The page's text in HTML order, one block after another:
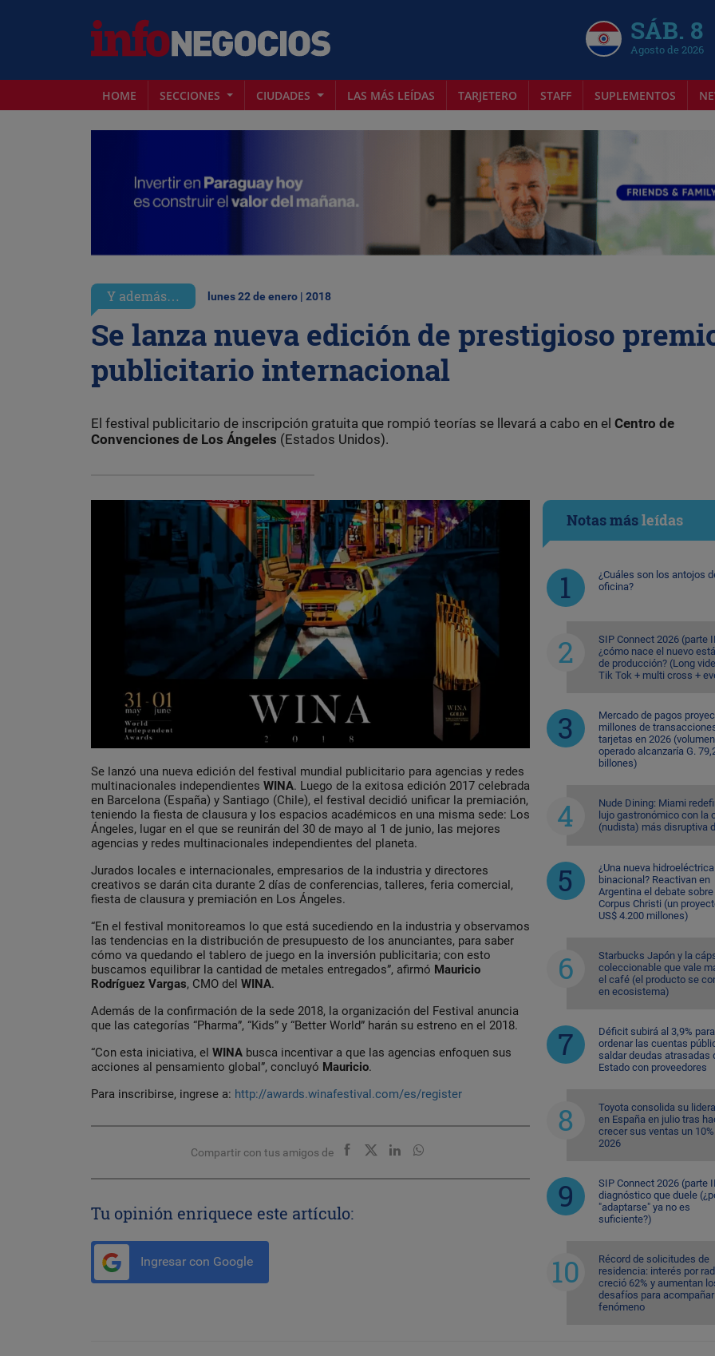
SÁB. 8
Agosto de 2026
HOME SECCIONES CIUDADES LAS MÁS LEÍDAS TARJETERO STAFF SUPLEMENTOS
Y además… lunes 22 de enero | 2018
Se lanza nueva edición de prestigioso
publicitario internacional
El festival publicitario de inscripción gratuita que rompió teorías se llevará a cabo en el Centro de
Convenciones de Los Ángeles (Estados Unidos).
Se lanzó una nueva edición del festival mundial publicitario para agencias y redes
multinacionales independientes WINA. Luego de la exitosa edición 2017 celebrada
en Barcelona (España) y Santiago (Chile), el festival decidió unificar la premiación,
teniendo la fiesta de clausura y los espacios académicos en una misma sede: Los
Ángeles, lugar en el que se reunirán del 30 de mayo al 1 de junio, las mejores
agencias y redes multinacionales independientes del planeta.
Jurados locales e internacionales, empresarios de la industria y directores
creativos se darán cita durante 2 días de conferencias, talleres, feria comercial,
fiesta de clausura y premiación en Los Ángeles.
“En el festival monitoreamos lo que está sucediendo en la industria y observamos
las tendencias en la distribución de presupuesto de los anunciantes, para saber
cómo va quedando el tablero de juego en la inversión publicitaria; con esto
buscamos equilibrar la cantidad de metales entregados”, afirmó Mauricio
Rodríguez Vargas, CMO del WINA.
Además de la confirmación de la sede 2018, la organización del Festival anuncia
que las categorías “Pharma”, “Kids” y “Better World” harán su estreno en el 2018.
“Con esta iniciativa, el WINA busca incentivar a que las agencias enfoquen sus
acciones al pensamiento global”, concluyó Mauricio.
Para inscribirse, ingrese a: http://awards.winafestival.com/es/register
Compartir con tus amigos de
Tu opinión enriquece este artículo:
Ingresar con Google
Notas másleídas
¿Cuáles son los antojos
oficina?
SIP Connect 2026 (parte
¿cómo nace el nuevo
de producción? (Long
Tik Tok + multi cross +
Mercado de pagos
millones de
tarjetas en 2026 (volumen
operado alcanzaría G.
billones)
Nude Dining: Miami
lujo gastronómico con la
(nudista) más disruptiva
¿Una nueva hidroeléctrica
binacional? Reactivan en
Argentina el debate sobre
Corpus Christi (un
US$ 4.200 millones)
Starbucks Japón y la
coleccionable que vale
el café (el producto se
en ecosistema)
Déficit subirá al 3,9% para
ordenar las cuentas
saldar deudas atrasadas
Estado con proveedores
Toyota consolida su
en España en julio tras
crecer sus ventas un
2026
SIP Connect 2026 (parte
diagnóstico que duele
"adaptarse" ya no es
suficiente?)
Récord de solicitudes de
residencia: interés por
creció 62% y aumentan
desafíos para
fenómeno